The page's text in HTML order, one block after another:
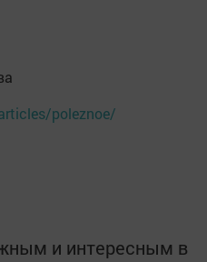
poleznoe/
и интересным в